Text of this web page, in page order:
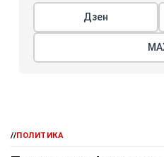
Дзен
//ПОЛИТИКА